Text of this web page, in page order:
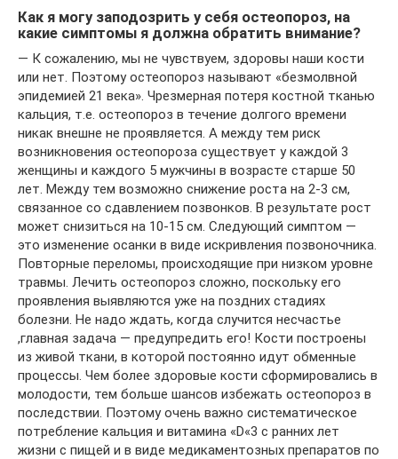
Как я могу заподозрить у себя остеопороз, на
какие симптомы я должна обратить внимание?
— К сожалению, мы не чувствуем, здоровы наши кости
или нет. Поэтому остеопороз называют «безмолвной
эпидемией 21 века». Чрезмерная потеря костной тканью
кальция, т.е. остеопороз в течение долгого времени
никак внешне не проявляется. А между тем риск
возникновения остеопороза существует у каждой 3
женщины и каждого 5 мужчины в возрасте старше 50
лет. Между тем возможно снижение роста на 2-3 см,
связанное со сдавлением позвонков. В результате рост
может снизиться на 10-15 см. Следующий симптом —
это изменение осанки в виде искривления позвоночника.
Повторные переломы, происходящие при низком уровне
травмы. Лечить остеопороз сложно, поскольку его
проявления выявляются уже на поздних стадиях
болезни. Не надо ждать, когда случится несчастье
,главная задача — предупредить его! Кости построены
из живой ткани, в которой постоянно идут обменные
процессы. Чем более здоровые кости сформировались в
молодости, тем больше шансов избежать остеопороз в
последствии. Поэтому очень важно систематическое
потребление кальция и витамина «D«3 с ранних лет
жизни с пищей и в виде медикаментозных препаратов по